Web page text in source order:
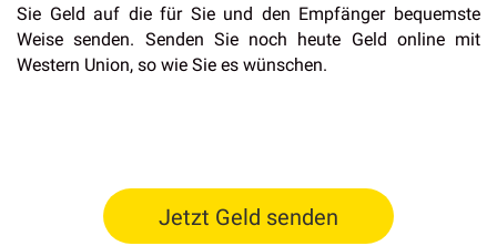
Sie Geld auf die für Sie und den Empfänger bequemste
Weise senden. Senden Sie noch heute Geld online mit
Western Union, so wie Sie es wünschen.
Jetzt Geld senden